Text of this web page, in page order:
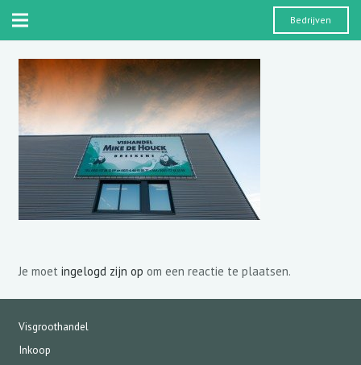
Bedrijven
Je moet ingelogd zijn op om een reactie te plaatsen.
Visgroothandel
Inkoop